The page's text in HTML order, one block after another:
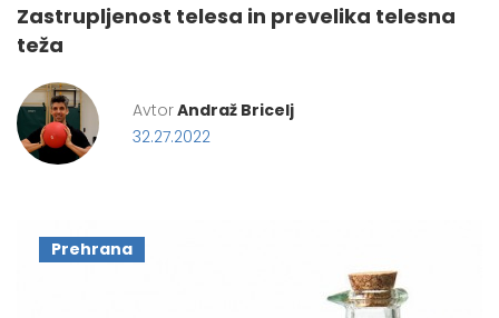
Zastrupljenost telesa in prevelika telesna
teža
AvtorAndraž Bricelj
32.27.2022
Prehrana